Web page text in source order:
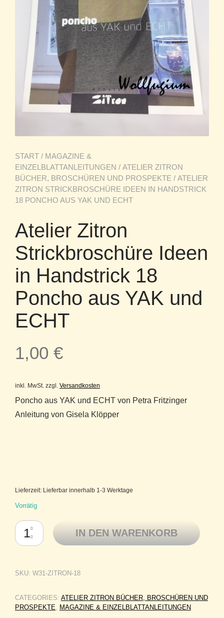
START / MAGAZINE &
EINZELBLATTANLEITUNGEN / ATELIER ZITRON
BÜCHER, BROSCHÜREN UND PROSPEKTE / ATELIER
ZITRON STRICKBROSCHÜRE IDEEN IN HANDSTRICK
18 PONCHO AUS YAK UND ECHT
Atelier Zitron
Strickbroschüre Ideen
in Handstrick 18
Poncho aus YAK und
ECHT
1,00 €
inkl. MwSt. zzgl. Versandkosten
Poncho aus YAK und ECHT von Petra Fritzinger
Anleitung von Gisela Klöpper
Lieferzeit: Lieferbar innerhalb 1-3 Werktage
Vorrätig
Atelier Zitron Strickbroschüre Ideen in Handstrick 18 Poncho aus YAK
IN DEN WARENKORB
SKU: W31-ZITRON-18
CATEGORIES: ATELIER ZITRON BÜCHER, BROSCHÜREN UND
PROSPEKTE
MAGAZINE & EINZELBLATTANLEITUNGEN